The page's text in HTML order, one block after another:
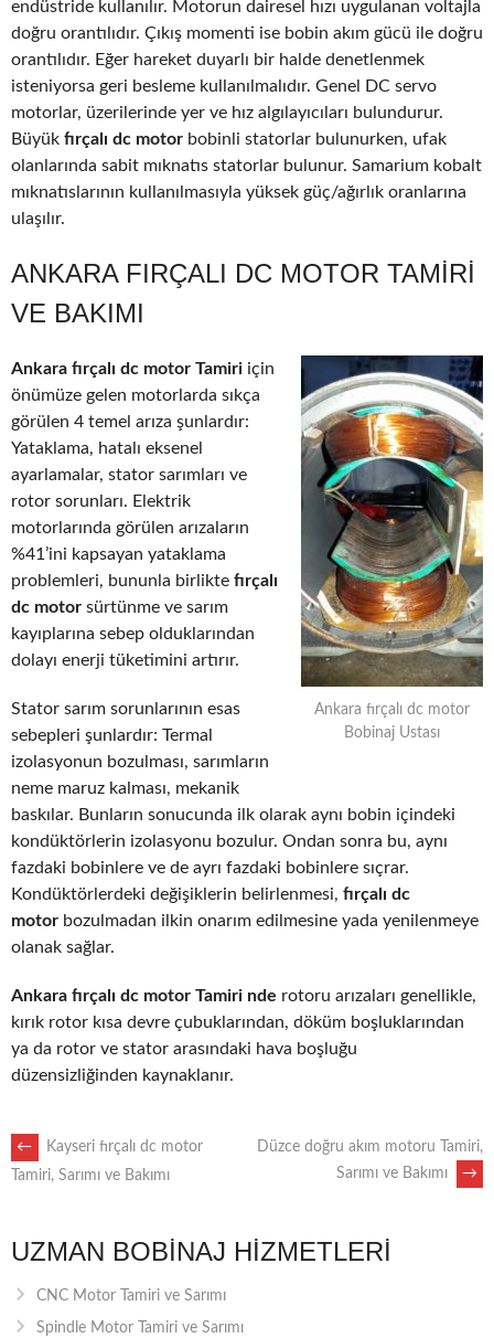
endüstride kullanılır. Motorun dairesel hızı uygulanan voltajla
doğru orantılıdır. Çıkış momenti ise bobin akım gücü ile doğru
orantılıdır. Eğer hareket duyarlı bir halde denetlenmek
isteniyorsa geri besleme kullanılmalıdır. Genel DC servo
motorlar, üzerilerinde yer ve hız algılayıcıları bulundurur.
Büyük fırçalı dc motor bobinli statorlar bulunurken, ufak
olanlarında sabit mıknatıs statorlar bulunur. Samarium kobalt
mıknatıslarının kullanılmasıyla yüksek güç/ağırlık oranlarına
ulaşılır.
ANKARA FIRÇALI DC MOTOR TAMIRI
VE BAKIMI
Ankara fırçalı dc motor
Bobinaj Ustası
Ankara fırçalı dc motor Tamiri için
önümüze gelen motorlarda sıkça
görülen 4 temel arıza şunlardır:
Yataklama, hatalı eksenel
ayarlamalar, stator sarımları ve
rotor sorunları. Elektrik
motorlarında görülen arızaların
%41’ini kapsayan yataklama
problemleri, bununla birlikte fırçalı
dc motor sürtünme ve sarım
kayıplarına sebep olduklarından
dolayı enerji tüketimini artırır.
Stator sarım sorunlarının esas
sebepleri şunlardır: Termal
izolasyonun bozulması, sarımların
neme maruz kalması, mekanik
baskılar. Bunların sonucunda ilk olarak aynı bobin içindeki
kondüktörlerin izolasyonu bozulur. Ondan sonra bu, aynı
fazdaki bobinlere ve de ayrı fazdaki bobinlere sıçrar.
Kondüktörlerdeki değişiklerin belirlenmesi, fırçalı dc
motor bozulmadan ilkin onarım edilmesine yada yenilenmeye
olanak sağlar.
Ankara fırçalı dc motor Tamiri nde rotoru arızaları genellikle,
kırık rotor kısa devre çubuklarından, döküm boşluklarından
ya da rotor ve stator arasındaki hava boşluğu
düzensizliğinden kaynaklanır.
POST
←
Kayseri fırçalı dc motor
Tamiri, Sarımı ve Bakımı
Düzce doğru akım motoru Tamiri,
Sarımı ve Bakımı
→
UZMAN BOBINAJ HIZMETLERI
CNC Motor Tamiri ve Sarımı
Spindle Motor Tamiri ve Sarımı